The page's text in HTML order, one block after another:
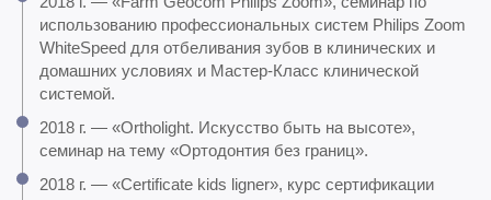
использованию профессиональных систем Philips Zoom
WhiteSpeed для отбеливания зубов в клинических и
домашних условиях и Мастер-Класс клинической
системой.
2018 г. — «Ortholight. Искусство быть на высоте»,
семинар на тему «Ортодонтия без границ».
2018 г. — «Certificate kids ligner», курс сертификации